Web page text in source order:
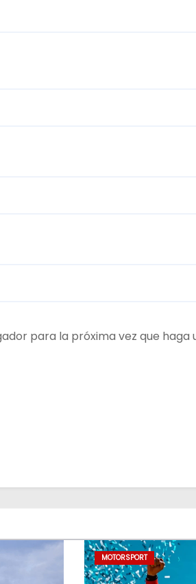
para la próxima vez que haga
MOTORSPORT